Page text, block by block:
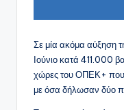
Σε μία ακόμα αύξηση
Ιούνιο κατά 411.000
χώρες του ΟΠΕΚ+
με όσα δήλωσαν δύο